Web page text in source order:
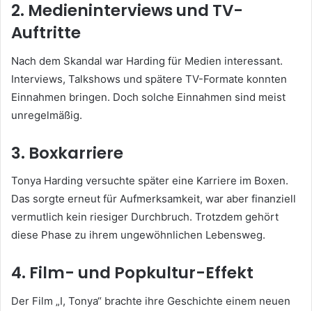
2. Medieninterviews und TV-
Auftritte
Nach dem Skandal war Harding für Medien interessant.
Interviews, Talkshows und spätere TV-Formate konnten
Einnahmen bringen. Doch solche Einnahmen sind meist
unregelmäßig.
3. Boxkarriere
Tonya Harding versuchte später eine Karriere im Boxen.
Das sorgte erneut für Aufmerksamkeit, war aber finanziell
vermutlich kein riesiger Durchbruch. Trotzdem gehört
diese Phase zu ihrem ungewöhnlichen Lebensweg.
4. Film- und Popkultur-Effekt
Der Film „I, Tonya“ brachte ihre Geschichte einem neuen